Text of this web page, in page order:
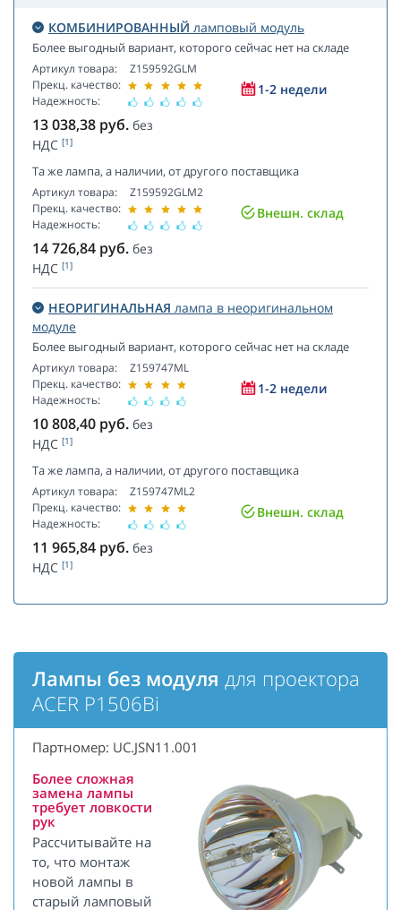
КОМБИНИРОВАННЫЙ ламповый модуль
Более выгодный вариант, которого сейчас нет на складе
Артикул товара:
Прекц. качество:
Надежность:
Z159592GLM
1-2 недели
13 038,38 руб. без
НДС [1]
Та же лампа, а наличии, от другого поставщика
Артикул товара:
Прекц. качество:
Надежность:
Z159592GLM2
Внешн. склад
14 726,84 руб. без
НДС [1]
НЕОРИГИНАЛЬНАЯ лампа в неоригинальном
модуле
Более выгодный вариант, которого сейчас нет на складе
Артикул товара:
Прекц. качество:
Надежность:
Z159747ML
1-2 недели
10 808,40 руб. без
НДС [1]
Та же лампа, а наличии, от другого поставщика
Артикул товара:
Прекц. качество:
Надежность:
Z159747ML2
Внешн. склад
11 965,84 руб. без
НДС [1]
Лампы без модуля для проектора
ACER P1506Bi
Партномер: UC.JSN11.001
Более сложная
замена лампы
требует ловкости
рук
Рассчитывайте на
то, что монтаж
новой лампы в
старый ламповый